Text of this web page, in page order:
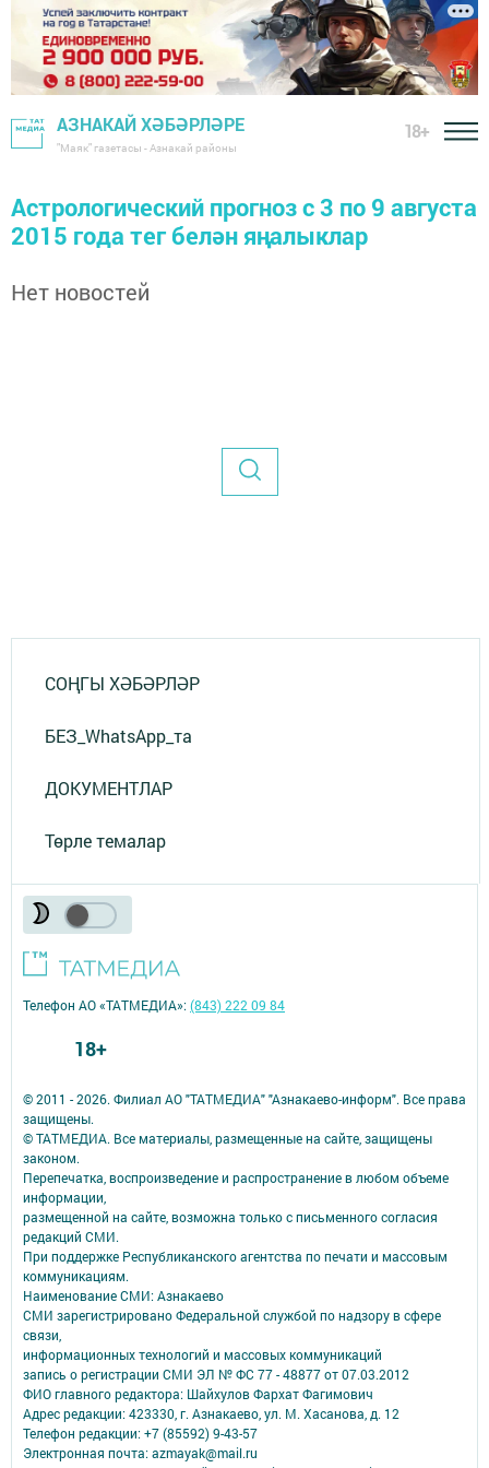
АЗНАКАЙ ХӘБӘРЛӘРЕ
"Маяк" газетасы - Азнакай районы
18+
Астрологический прогноз с 3 по 9 августа
2015 года тег белән яңалыклар
Нет новостей
СОҢГЫ ХӘБӘРЛӘР
БЕЗ_WhatsApp_та
ДОКУМЕНТЛАР
Төрле темалар
© 2011 - 2026. Филиал АО "ТАТМЕДИА" "Азнакаево-информ". Все права
защищены.
© ТАТМЕДИА. Все материалы, размещенные на сайте, защищены
законом.
Перепечатка, воспроизведение и распространение в любом объеме
информации,
размещенной на сайте, возможна только с письменного согласия
редакций СМИ.
При поддержке Республиканского агентства по печати и массовым
коммуникациям.
Наименование СМИ: Азнакаево
СМИ зарегистрировано Федеральной службой по надзору в сфере
связи,
информационных технологий и массовых коммуникаций
запись о регистрации СМИ ЭЛ № ФС 77 - 48877 от 07.03.2012
ФИО главного редактора: Шайхулов Фархат Фагимович
Адрес редакции: 423330, г. Азнакаево, ул. М. Хасанова, д. 12
Телефон редакции: +7 (85592) 9-43-57
Электронная почта: azmayak@mail.ru
Телефон АО «ТАТМЕДИА»:(843) 222 09 84
18+